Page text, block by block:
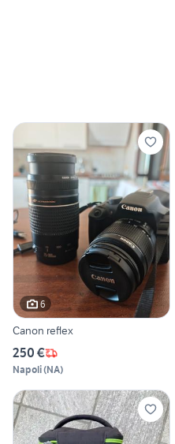
6
Canon reflex
250 €
Napoli(NA)